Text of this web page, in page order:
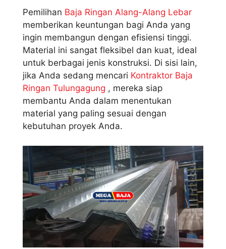
Pemilihan Baja Ringan Alang-Alang Lebar
memberikan keuntungan bagi Anda yang
ingin membangun dengan efisiensi tinggi.
Material ini sangat fleksibel dan kuat, ideal
untuk berbagai jenis konstruksi. Di sisi lain,
jika Anda sedang mencari Kontraktor Baja
Ringan Tulungagung , mereka siap
membantu Anda dalam menentukan
material yang paling sesuai dengan
kebutuhan proyek Anda.